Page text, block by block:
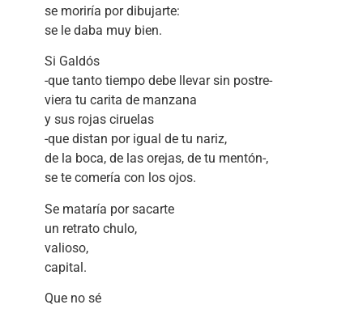
se moriría por dibujarte:
se le daba muy bien.
Si Galdós
-que tanto tiempo debe llevar sin postre-
viera tu carita de manzana
y sus rojas ciruelas
-que distan por igual de tu nariz,
de la boca, de las orejas, de tu mentón-,
se te comería con los ojos.
Se mataría por sacarte
un retrato chulo,
valioso,
capital.
Que no sé